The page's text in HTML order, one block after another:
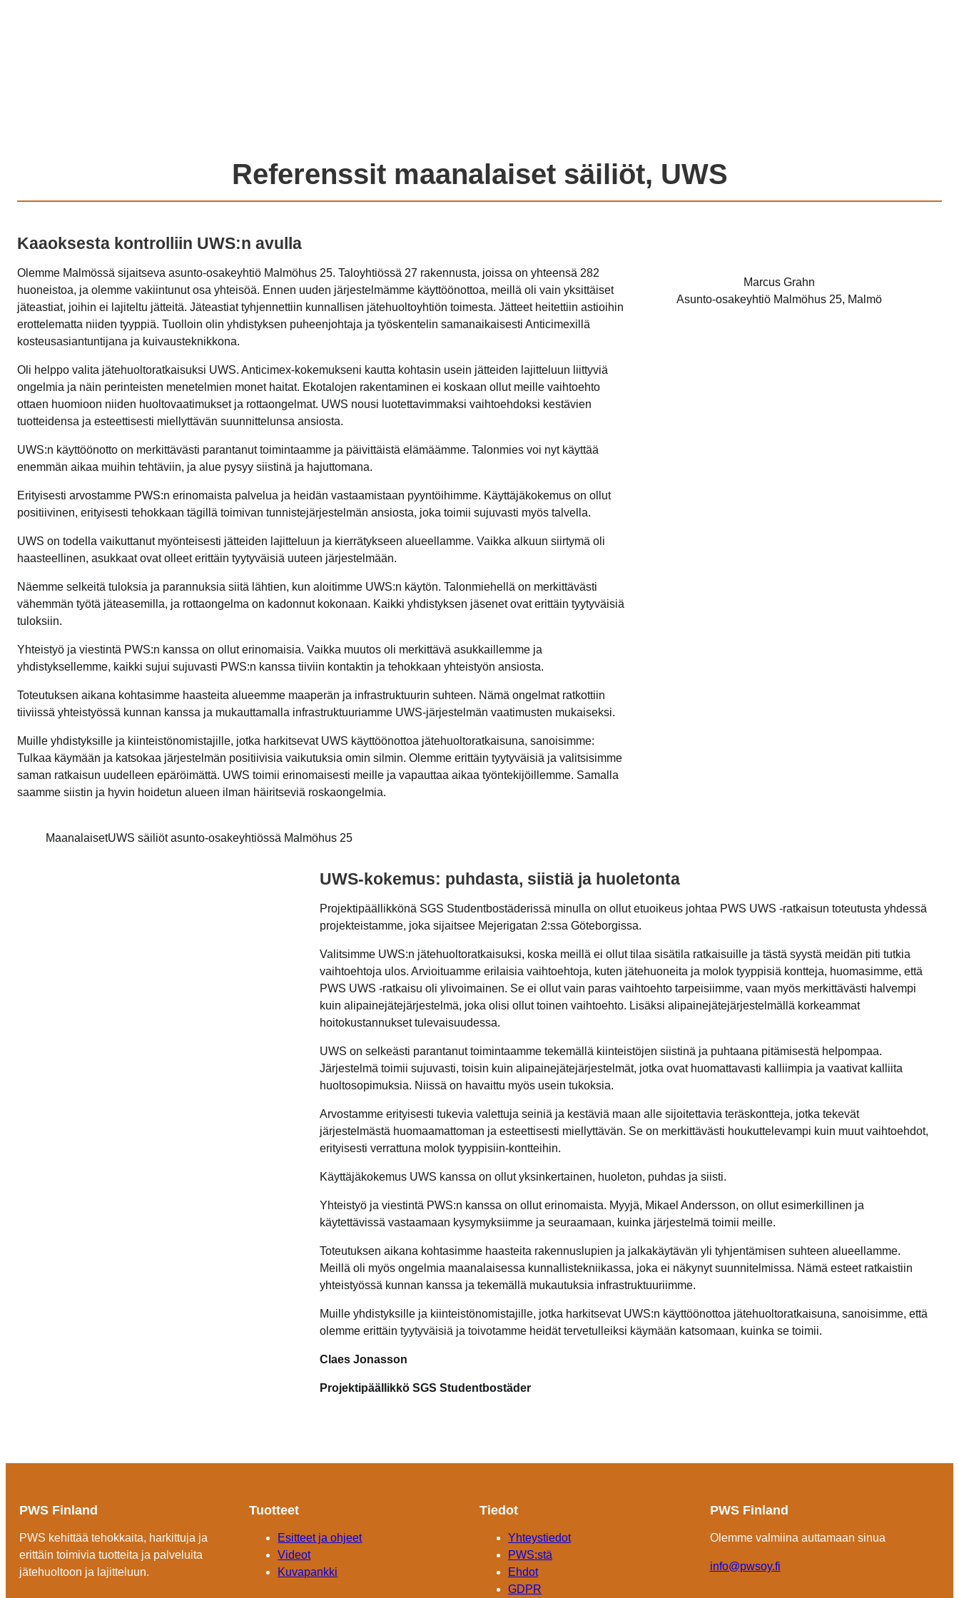
Referenssit maanalaiset säiliöt, UWS
Kaaoksesta kontrolliin UWS:n avulla
Olemme Malmössä sijaitseva asunto-osakeyhtiö Malmöhus 25. Taloyhtiössä 27 rakennusta, joissa on yhteensä 282
huoneistoa, ja olemme vakiintunut osa yhteisöä. Ennen uuden järjestelmämme käyttöönottoa, meillä oli vain yksittäiset
jäteastiat, joihin ei lajiteltu jätteitä. Jäteastiat tyhjennettiin kunnallisen jätehuoltoyhtiön toimesta. Jätteet heitettiin astioihin
erottelematta niiden tyyppiä. Tuolloin olin yhdistyksen puheenjohtaja ja työskentelin samanaikaisesti Anticimexillä
kosteusasiantuntijana ja kuivausteknikkona.
Oli helppo valita jätehuoltoratkaisuksi UWS. Anticimex-kokemukseni kautta kohtasin usein jätteiden lajitteluun liittyviä
ongelmia ja näin perinteisten menetelmien monet haitat. Ekotalojen rakentaminen ei koskaan ollut meille vaihtoehto
ottaen huomioon niiden huoltovaatimukset ja rottaongelmat. UWS nousi luotettavimmaksi vaihtoehdoksi kestävien
tuotteidensa ja esteettisesti miellyttävän suunnittelunsa ansiosta.
UWS:n käyttöönotto on merkittävästi parantanut toimintaamme ja päivittäistä elämäämme. Talonmies voi nyt käyttää
enemmän aikaa muihin tehtäviin, ja alue pysyy siistinä ja hajuttomana.
Erityisesti arvostamme PWS:n erinomaista palvelua ja heidän vastaamistaan pyyntöihimme. Käyttäjäkokemus on ollut
positiivinen, erityisesti tehokkaan tägillä toimivan tunnistejärjestelmän ansiosta, joka toimii sujuvasti myös talvella.
UWS on todella vaikuttanut myönteisesti jätteiden lajitteluun ja kierrätykseen alueellamme. Vaikka alkuun siirtymä oli
haasteellinen, asukkaat ovat olleet erittäin tyytyväisiä uuteen järjestelmään.
Näemme selkeitä tuloksia ja parannuksia siitä lähtien, kun aloitimme UWS:n käytön. Talonmiehellä on merkittävästi
vähemmän työtä jäteasemilla, ja rottaongelma on kadonnut kokonaan. Kaikki yhdistyksen jäsenet ovat erittäin tyytyväisiä
tuloksiin.
Yhteistyö ja viestintä PWS:n kanssa on ollut erinomaisia. Vaikka muutos oli merkittävä asukkaillemme ja
yhdistyksellemme, kaikki sujui sujuvasti PWS:n kanssa tiiviin kontaktin ja tehokkaan yhteistyön ansiosta.
Toteutuksen aikana kohtasimme haasteita alueemme maaperän ja infrastruktuurin suhteen. Nämä ongelmat ratkottiin
tiiviissä yhteistyössä kunnan kanssa ja mukauttamalla infrastruktuuriamme UWS-järjestelmän vaatimusten mukaiseksi.
Muille yhdistyksille ja kiinteistönomistajille, jotka harkitsevat UWS käyttöönottoa jätehuoltoratkaisuna, sanoisimme:
Tulkaa käymään ja katsokaa järjestelmän positiivisia vaikutuksia omin silmin. Olemme erittäin tyytyväisiä ja valitsisimme
saman ratkaisun uudelleen epäröimättä. UWS toimii erinomaisesti meille ja vapauttaa aikaa työntekijöillemme. Samalla
saamme siistin ja hyvin hoidetun alueen ilman häiritseviä roskaongelmia.
MaanalaisetUWS säiliöt asunto-osakeyhtiössä Malmöhus 25
Marcus Grahn
Asunto-osakeyhtiö Malmöhus 25, Malmö
UWS-kokemus: puhdasta, siistiä ja huoletonta
Projektipäällikkönä SGS Studentbostäderissä minulla on ollut etuoikeus johtaa PWS UWS -ratkaisun toteutusta yhdessä
projekteistamme, joka sijaitsee Mejerigatan 2:ssa Göteborgissa.
Valitsimme UWS:n jätehuoltoratkaisuksi, koska meillä ei ollut tilaa sisätila ratkaisuille ja tästä syystä meidän piti tutkia
vaihtoehtoja ulos. Arvioituamme erilaisia vaihtoehtoja, kuten jätehuoneita ja molok tyyppisiä kontteja, huomasimme, että
PWS UWS -ratkaisu oli ylivoimainen. Se ei ollut vain paras vaihtoehto tarpeisiimme, vaan myös merkittävästi halvempi
kuin alipainejätejärjestelmä, joka olisi ollut toinen vaihtoehto. Lisäksi alipainejätejärjestelmällä korkeammat
hoitokustannukset tulevaisuudessa.
UWS on selkeästi parantanut toimintaamme tekemällä kiinteistöjen siistinä ja puhtaana pitämisestä helpompaa.
Järjestelmä toimii sujuvasti, toisin kuin alipainejätejärjestelmät, jotka ovat huomattavasti kalliimpia ja vaativat kalliita
huoltosopimuksia. Niissä on havaittu myös usein tukoksia.
Arvostamme erityisesti tukevia valettuja seiniä ja kestäviä maan alle sijoitettavia teräskontteja, jotka tekevät
järjestelmästä huomaamattoman ja esteettisesti miellyttävän. Se on merkittävästi houkuttelevampi kuin muut vaihtoehdot,
erityisesti verrattuna molok tyyppisiin-kontteihin.
Käyttäjäkokemus UWS kanssa on ollut yksinkertainen, huoleton, puhdas ja siisti.
Yhteistyö ja viestintä PWS:n kanssa on ollut erinomaista. Myyjä, Mikael Andersson, on ollut esimerkillinen ja
käytettävissä vastaamaan kysymyksiimme ja seuraamaan, kuinka järjestelmä toimii meille.
Toteutuksen aikana kohtasimme haasteita rakennuslupien ja jalkakäytävän yli tyhjentämisen suhteen alueellamme.
Meillä oli myös ongelmia maanalaisessa kunnallistekniikassa, joka ei näkynyt suunnitelmissa. Nämä esteet ratkaistiin
yhteistyössä kunnan kanssa ja tekemällä mukautuksia infrastruktuuriimme.
Muille yhdistyksille ja kiinteistönomistajille, jotka harkitsevat UWS:n käyttöönottoa jätehuoltoratkaisuna, sanoisimme, että
olemme erittäin tyytyväisiä ja toivotamme heidät tervetulleiksi käymään katsomaan, kuinka se toimii.
Claes Jonasson
ProjektipäällikköSGS Studentbostäder
PWS Finland
PWS kehittää tehokkaita, harkittuja ja
erittäin toimivia tuotteita ja palveluita
jätehuoltoon ja lajitteluun.
Tuotteet
Esitteet ja ohjeet
Videot
Kuvapankki
Tiedot
Yhteystiedot
PWS:stä
Ehdot
GDPR
PWS Finland
Olemme valmiina auttamaan sinua
info@pwsoy.fi